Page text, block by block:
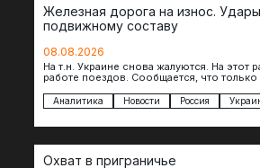
Железная дорога на износ.
подвижному составу
08.08.2026
На т.н. Украине снова жалуются. На этот
работе поездов. Сообщается, что только
Аналитика Новости Россия
Охват в приграничье